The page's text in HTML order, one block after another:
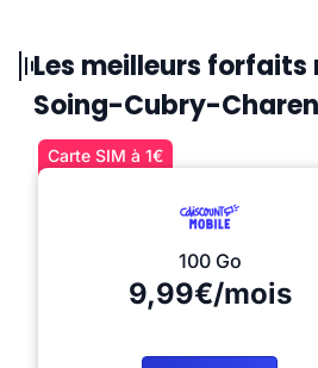
Les meilleurs forfaits
Soing-Cubry-
Carte SIM à 1€
100 Go
9,99€/mois